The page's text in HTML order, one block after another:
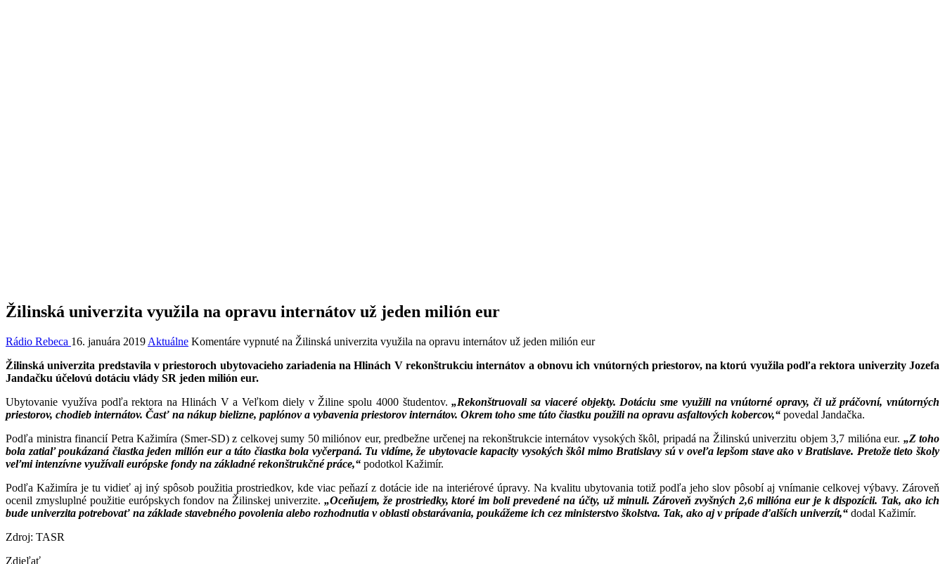
Žilinská univerzita využila na opravu internátov už jeden milión eur
Rádio Rebeca 16. januára 2019 Aktuálne Komentáre vypnuté na Žilinská univerzita využila na opravu internátov už jeden milión eur
Žilinská univerzita predstavila v priestoroch ubytovacieho zariadenia na Hlinách V rekonštrukciu internátov a obnovu ich vnútorných priestorov, na ktorú využila podľa rektora univerzity Jozefa
Jandačku účelovú dotáciu vlády SR jeden milión eur.
Ubytovanie využíva podľa rektora na Hlinách V a Veľkom diely v Žiline spolu 4000 študentov.„Rekonštruovali sa viaceré objekty. Dotáciu sme využili na vnútorné opravy, či už práčovní, vnútorných
priestorov, chodieb internátov. Časť na nákup bielizne, paplónov a vybavenia priestorov internátov. Okrem toho sme túto čiastku použili na opravu asfaltových kobercov,“ povedal Jandačka.
Podľa ministra financií Petra Kažimíra (Smer-SD) z celkovej sumy 50 miliónov eur, predbežne určenej na rekonštrukcie internátov vysokých škôl, pripadá na Žilinskú univerzitu objem 3,7 milióna eur. „Z toho
bola zatiaľ poukázaná čiastka jeden milión eur a táto čiastka bola vyčerpaná. Tu vidíme, že ubytovacie kapacity vysokých škôl mimo Bratislavy sú v oveľa lepšom stave ako v Bratislave. Pretože tieto školy
veľmi intenzívne využívali európske fondy na základné rekonštrukčné práce,“ podotkol Kažimír.
Podľa Kažimíra je tu vidieť aj iný spôsob použitia prostriedkov, kde viac peňazí z dotácie ide na interiérové úpravy. Na kvalitu ubytovania totiž podľa jeho slov pôsobí aj vnímanie celkovej výbavy. Zároveň
ocenil zmysluplné použitie európskych fondov na Žilinskej univerzite. „Oceňujem, že prostriedky, ktoré im boli prevedené na účty, už minuli. Zároveň zvyšných 2,6 milióna eur je k dispozícii. Tak, ako ich
bude univerzita potrebovať na základe stavebného povolenia alebo rozhodnutia v oblasti obstarávania, poukážeme ich cez ministerstvo školstva. Tak, ako aj v prípade ďalších univerzít,“ dodal Kažimír.
Zdroj: TASR
Zdieľať